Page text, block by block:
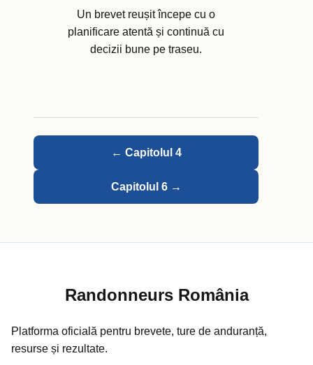
Un brevet reușit începe cu o
planificare atentă și continuă cu
decizii bune pe traseu.
← Capitolul 4
Capitolul 6 →
Randonneurs România
Platforma oficială pentru brevete, ture de anduranță,
resurse și rezultate.